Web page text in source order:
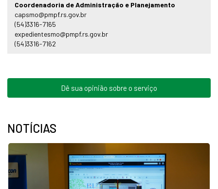
Coordenadoria de Administração e Planejamento
capsmo@pmpf.rs.gov.br
(54)3316-7165
expedientesmo@pmpf.rs.gov.br
(54)3316-7162
Dê sua opinião sobre o serviço
NOTÍCIAS